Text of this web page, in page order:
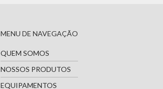
MENU DE NAVEGAÇÃO
QUEM SOMOS
NOSSOS PRODUTOS
EQUIPAMENTOS